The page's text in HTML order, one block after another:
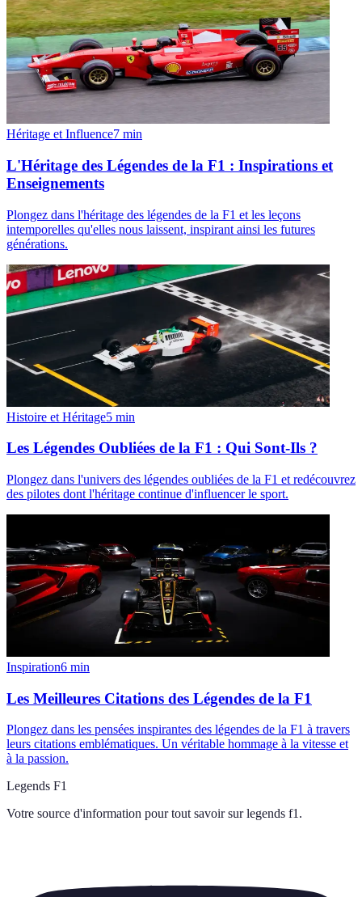
Héritage et Influence7 min
L'Héritage des Légendes de la F1 : Inspirations et
Enseignements
Plongez dans l'héritage des légendes de la F1 et les leçons
intemporelles qu'elles nous laissent, inspirant ainsi les futures
générations.
Histoire et Héritage5 min
Les Légendes Oubliées de la F1 : Qui Sont-Ils ?
Plongez dans l'univers des légendes oubliées de la F1 et redécouvrez
des pilotes dont l'héritage continue d'influencer le sport.
Inspiration6 min
Les Meilleures Citations des Légendes de la F1
Plongez dans les pensées inspirantes des légendes de la F1 à travers
leurs citations emblématiques. Un véritable hommage à la vitesse et
à la passion.
Legends F1
Votre source d'information pour tout savoir sur legends f1.